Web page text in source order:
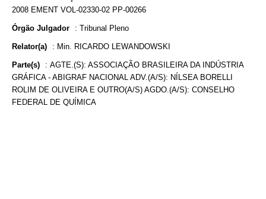
2008 EMENT VOL-02330-02 PP-00266
Órgão Julgador : Tribunal Pleno
Relator(a) : Min. RICARDO LEWANDOWSKI
Parte(s) : AGTE.(S): ASSOCIAÇÃO BRASILEIRA DA INDÚSTRIA
GRÁFICA - ABIGRAF NACIONAL ADV.(A/S): NÍLSEA BORELLI
ROLIM DE OLIVEIRA E OUTRO(A/S) AGDO.(A/S): CONSELHO
FEDERAL DE QUÍMICA